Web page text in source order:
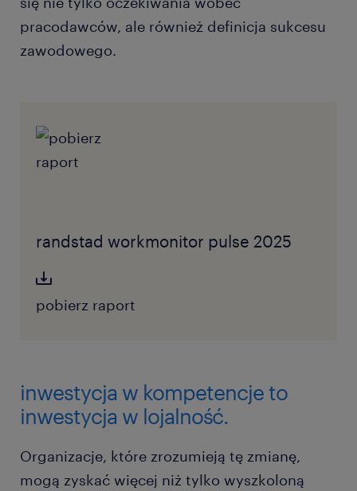
pracodawców, ale również definicja sukcesu
zawodowego.
randstad workmonitor pulse 2025
pobierz raport
inwestycja w kompetencje to
inwestycja w lojalność.
Organizacje, które zrozumieją tę zmianę,
mogą zyskać więcej niż tylko wyszkoloną